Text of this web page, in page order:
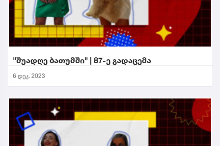
"შუადღე ბათუმში" | 87-ე გადაცემა
6 დეკ. 2023